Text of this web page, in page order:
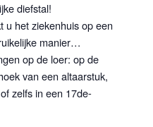
diefstal!
u het ziekenhuis op een
manier…
op de loer: op de
van een altaarstuk,
zelfs in een 17de-